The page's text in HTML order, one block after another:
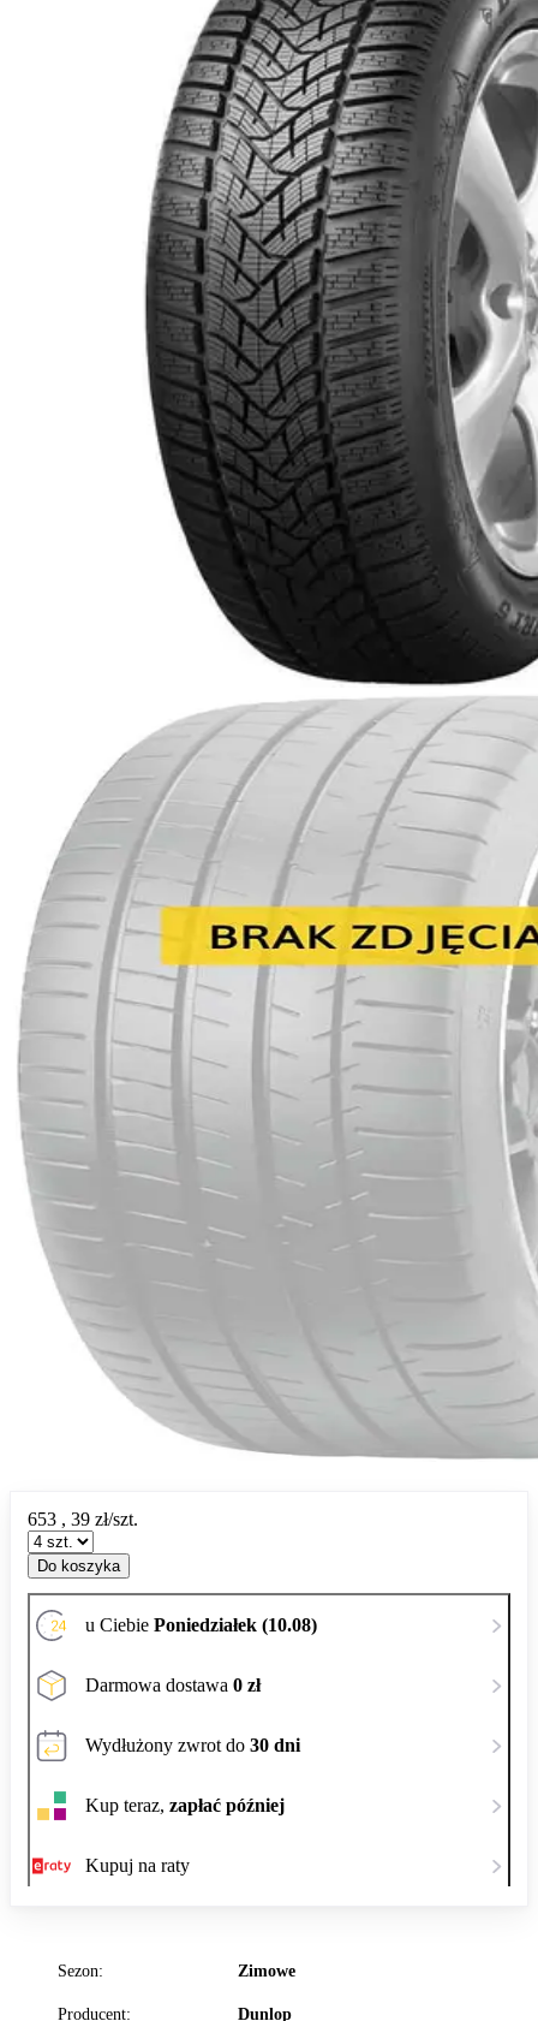
Sezon: Zimowe
Producent: Dunlop
653 , 39 zł/szt.
Do koszyka
u Ciebie Poniedziałek (10.08)
Darmowa dostawa 0 zł
Wydłużony zwrot do 30 dni
Kup teraz, zapłać później
Kupuj na raty